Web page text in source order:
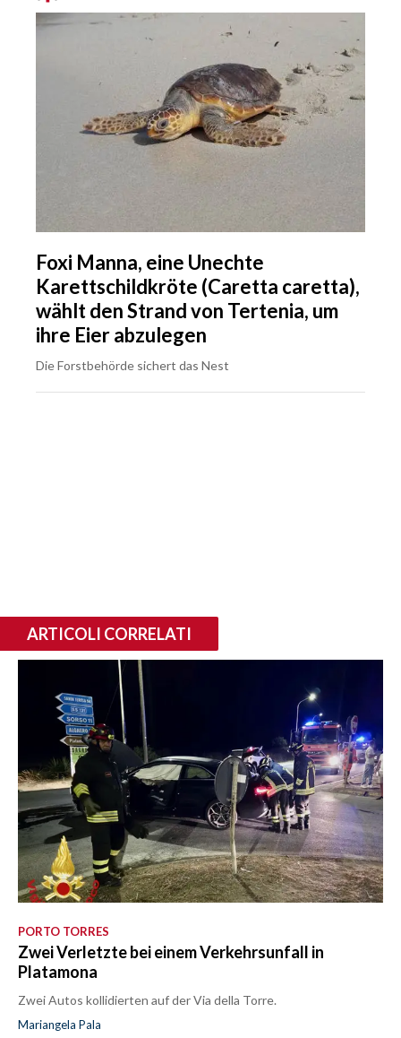
Foxi Manna, eine Unechte
Karettschildkröte (Caretta caretta),
wählt den Strand von Tertenia, um
ihre Eier abzulegen
Die Forstbehörde sichert das Nest
ARTICOLI CORRELATI
PORTO TORRES
Zwei Verletzte bei einem Verkehrsunfall in
Platamona
Zwei Autos kollidierten auf der Via della Torre.
Mariangela Pala